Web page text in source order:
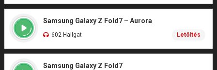
Samsung Galaxy Z Fold7 – Aurora
602 Hallgat Letöltés
Samsung Galaxy Z Fold7